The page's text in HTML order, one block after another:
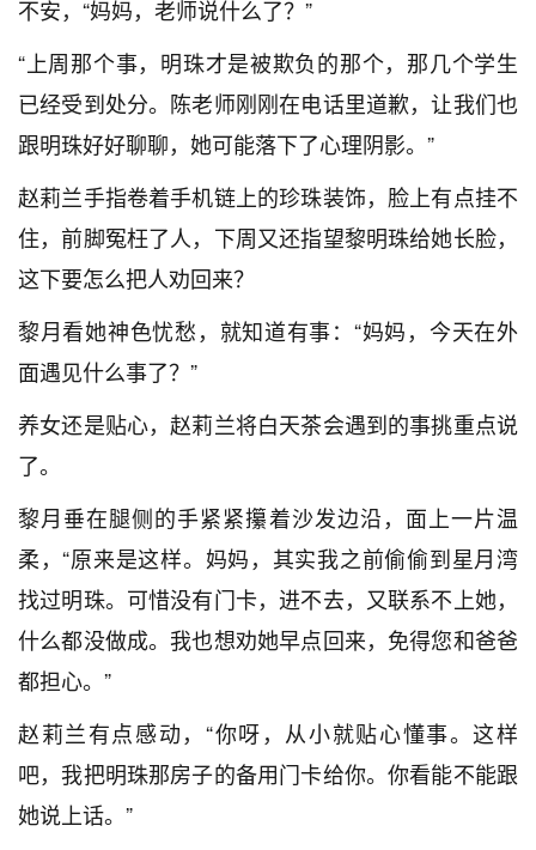
不安，“妈妈，老师说什么了？”
“上周那个事，明珠才是被欺负的那个，那几个学生
已经受到处分。陈老师刚刚在电话里道歉，让我们也
跟明珠好好聊聊，她可能落下了心理阴影。”
赵莉兰手指卷着手机链上的珍珠装饰，脸上有点挂不
住，前脚冤枉了人，下周又还指望黎明珠给她长脸，
这下要怎么把人劝回来？
黎月看她神色忧愁，就知道有事：“妈妈，今天在外
面遇见什么事了？”
养女还是贴心，赵莉兰将白天茶会遇到的事挑重点说
了。
黎月垂在腿侧的手紧紧攥着沙发边沿，面上一片温
柔，“原来是这样。妈妈，其实我之前偷偷到星月湾
找过明珠。可惜没有门卡，进不去，又联系不上她，
什么都没做成。我也想劝她早点回来，免得您和爸爸
都担心。”
赵莉兰有点感动，“你呀，从小就贴心懂事。这样
吧，我把明珠那房子的备用门卡给你。你看能不能跟
她说上话。”